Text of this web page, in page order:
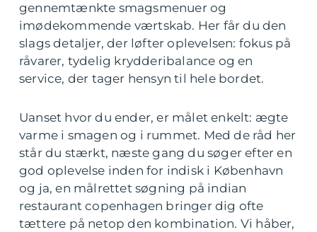
gennemtænkte smagsmenuer og
imødekommende værtskab. Her får du den
slags detaljer, der løfter oplevelsen: fokus på
råvarer, tydelig krydderibalance og en
service, der tager hensyn til hele bordet.
Uanset hvor du ender, er målet enkelt: ægte
varme i smagen og i rummet. Med de råd her
står du stærkt, næste gang du søger efter en
god oplevelse inden for indisk i København
og ja, en målrettet søgning på indian
restaurant copenhagen bringer dig ofte
tættere på netop den kombination. Vi håber,